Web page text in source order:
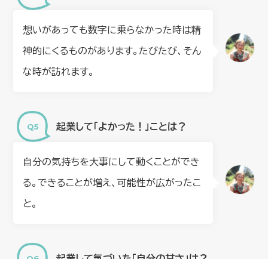
想いがあっても数字に乗らなかった時は精
神的にくるものがあります。たびたび、そん
な時が訪れます。
起業して「よかった！」ことは？
自分の気持ちを大事にして動くことができ
る。できることが増え、可能性が広がったこ
と。